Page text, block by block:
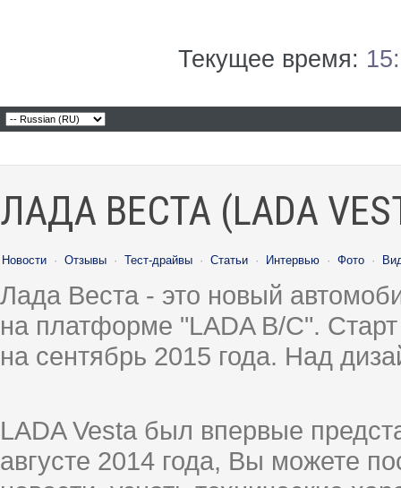
Текущее время:
ЛАДА ВЕСТА (LADA
Новости · Отзывы · Тест-драйвы · Статьи · Интервью · Фото ·
Лада Веста - это новый
на платформе "LADA B/C".
на сентябрь 2015 года. Над
LADA Vesta был впервые
августе 2014 года, Вы можете